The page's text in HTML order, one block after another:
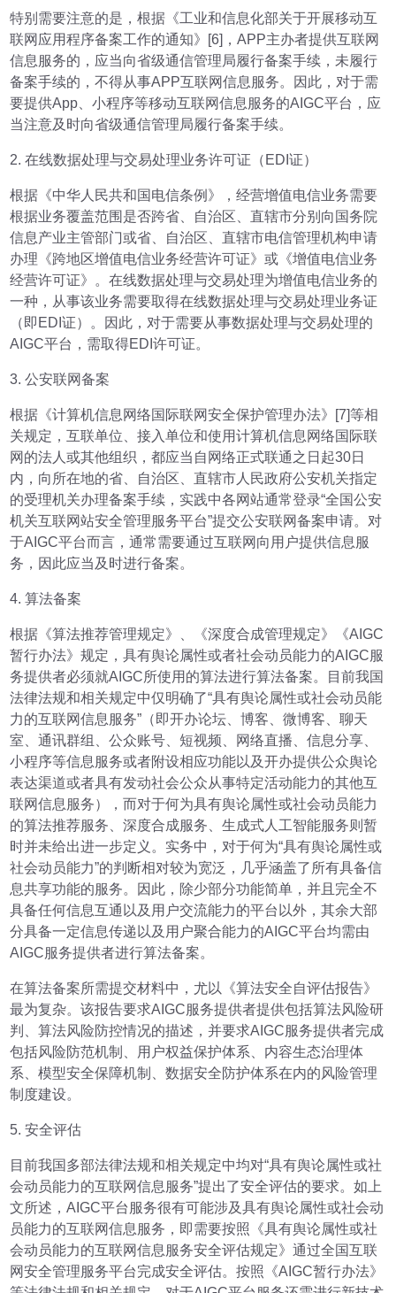
特别需要注意的是，根据《工业和信息化部关于开展移动互
联网应用程序备案工作的通知》[6]，APP主办者提供互联网
信息服务的，应当向省级通信管理局履行备案手续，未履行
备案手续的，不得从事APP互联网信息服务。因此，对于需
要提供App、小程序等移动互联网信息服务的AIGC平台，应
当注意及时向省级通信管理局履行备案手续。
2. 在线数据处理与交易处理业务许可证（EDI证）
根据《中华人民共和国电信条例》，经营增值电信业务需要
根据业务覆盖范围是否跨省、自治区、直辖市分别向国务院
信息产业主管部门或省、自治区、直辖市电信管理机构申请
办理《跨地区增值电信业务经营许可证》或《增值电信业务
经营许可证》。在线数据处理与交易处理为增值电信业务的
一种，从事该业务需要取得在线数据处理与交易处理业务证
（即EDI证）。因此，对于需要从事数据处理与交易处理的
AIGC平台，需取得EDI许可证。
3. 公安联网备案
根据《计算机信息网络国际联网安全保护管理办法》[7]等相
关规定，互联单位、接入单位和使用计算机信息网络国际联
网的法人或其他组织，都应当自网络正式联通之日起30日
内，向所在地的省、自治区、直辖市人民政府公安机关指定
的受理机关办理备案手续，实践中各网站通常登录“全国公安
机关互联网站安全管理服务平台”提交公安联网备案申请。对
于AIGC平台而言，通常需要通过互联网向用户提供信息服
务，因此应当及时进行备案。
4. 算法备案
根据《算法推荐管理规定》、《深度合成管理规定》《AIGC
暂行办法》规定，具有舆论属性或者社会动员能力的AIGC服
务提供者必须就AIGC所使用的算法进行算法备案。目前我国
法律法规和相关规定中仅明确了“具有舆论属性或社会动员能
力的互联网信息服务”（即开办论坛、博客、微博客、聊天
室、通讯群组、公众账号、短视频、网络直播、信息分享、
小程序等信息服务或者附设相应功能以及开办提供公众舆论
表达渠道或者具有发动社会公众从事特定活动能力的其他互
联网信息服务），而对于何为具有舆论属性或社会动员能力
的算法推荐服务、深度合成服务、生成式人工智能服务则暂
时并未给出进一步定义。实务中，对于何为“具有舆论属性或
社会动员能力”的判断相对较为宽泛，几乎涵盖了所有具备信
息共享功能的服务。因此，除少部分功能简单，并且完全不
具备任何信息互通以及用户交流能力的平台以外，其余大部
分具备一定信息传递以及用户聚合能力的AIGC平台均需由
AIGC服务提供者进行算法备案。
在算法备案所需提交材料中，尤以《算法安全自评估报告》
最为复杂。该报告要求AIGC服务提供者提供包括算法风险研
判、算法风险防控情况的描述，并要求AIGC服务提供者完成
包括风险防范机制、用户权益保护体系、内容生态治理体
系、模型安全保障机制、数据安全防护体系在内的风险管理
制度建设。
5. 安全评估
目前我国多部法律法规和相关规定中均对“具有舆论属性或社
会动员能力的互联网信息服务”提出了安全评估的要求。如上
文所述，AIGC平台服务很有可能涉及具有舆论属性或社会动
员能力的互联网信息服务，即需要按照《具有舆论属性或社
会动员能力的互联网信息服务安全评估规定》通过全国互联
网安全管理服务平台完成安全评估。按照《AIGC暂行办法》